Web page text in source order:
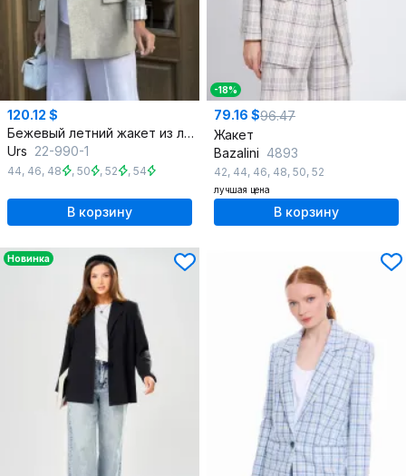
120.12 $
Бежевый летний жакет из льняной ткани с отложными лацканами
Urs 22-990-1
44, 46, 48 , 50 , 52 , 54
В корзину
-18%
79.16 $96.47
Жакет
Bazalini 4893
42, 44, 46, 48, 50, 52
лучшая цена
В корзину
Новинка